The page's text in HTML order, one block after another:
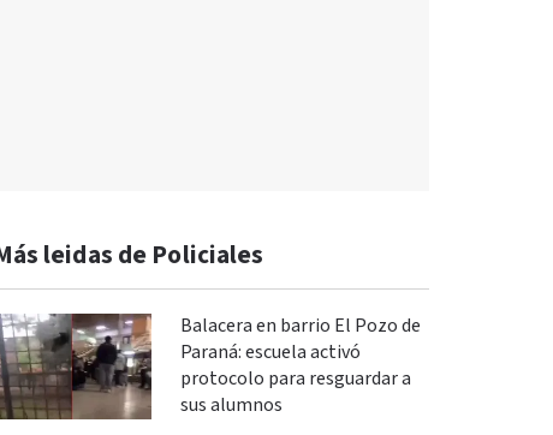
leidas de Policiales
Balacera en barrio El Pozo de
Paraná: escuela activó
protocolo para resguardar a
sus alumnos